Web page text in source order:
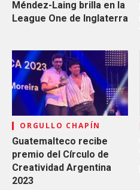
Méndez-Laing brilla en la
League One de Inglaterra
ORGULLO CHAPÍN
Guatemalteco recibe
premio del Círculo de
Creatividad Argentina
2023